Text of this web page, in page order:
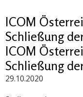
ICOM
Schließung
ICOM
Schließung
29.10.2020